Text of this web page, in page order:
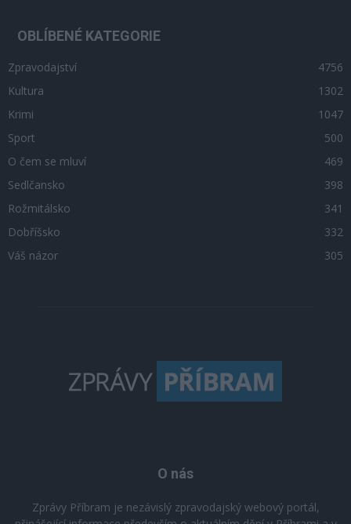
OBLÍBENÉ KATEGORIE
Zpravodajství
4756
Kultura
1302
Krimi
1047
Sport
500
O čem se mluví
469
Sedlčansko
398
Rožmitálsko
341
Dobříšsko
332
Váš názor
305
O nás
Zprávy Příbram je nezávislý zpravodajský webový portál,